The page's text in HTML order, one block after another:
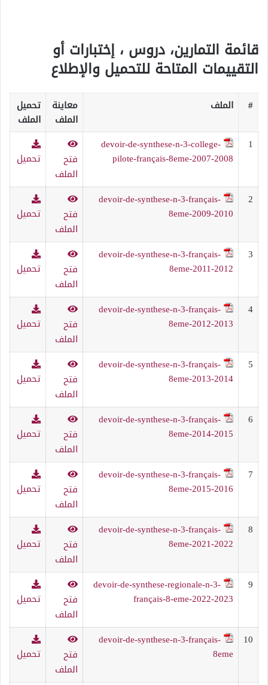
قائمة التمارين، دروس ، إختبارات أو
التقييمات المتاحة للتحميل والإطلاع
# الملف
معاينة
الملف
تحميل
الملف
1
devoir-de-synthese-n-3-college-
pilote-français-8eme-2007-2008
فتح
الملف
تحميل
2
devoir-de-synthese-n-3-français-
8eme-2009-2010
فتح
الملف
تحميل
3
devoir-de-synthese-n-3-français-
8eme-2011-2012
فتح
الملف
تحميل
4
devoir-de-synthese-n-3-français-
8eme-2012-2013
فتح
الملف
تحميل
5
devoir-de-synthese-n-3-français-
8eme-2013-2014
فتح
الملف
تحميل
6
devoir-de-synthese-n-3-français-
8eme-2014-2015
فتح
الملف
تحميل
7
devoir-de-synthese-n-3-français-
8eme-2015-2016
فتح
الملف
تحميل
8
devoir-de-synthese-n-3-français-
8eme-2021-2022
فتح
الملف
تحميل
9
devoir-de-synthese-regionale-n-3-
français-8-eme-2022-2023
فتح
الملف
تحميل
10
devoir-de-synthese-n-3-français-
8eme
فتح
الملف
تحميل